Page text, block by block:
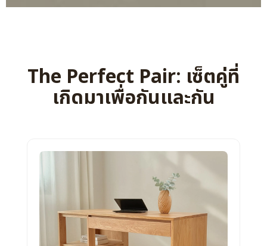
The Perfect Pair: เซ็ตคู่ที่
เกิดมาเพื่อกันและกัน